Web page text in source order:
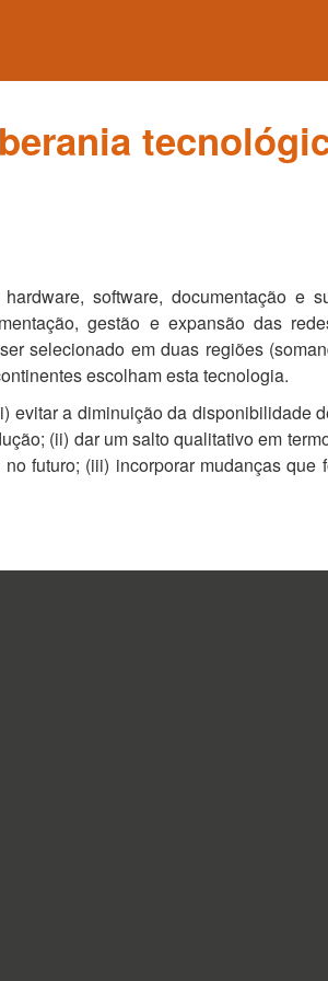
software, documentação e
gestão e expansão das
selecionado em duas regiões
escolham esta tecnologia.
evitar a diminuição da disponibilidade
(ii) dar um salto qualitativo em
futuro; (iii) incorporar mudanças que